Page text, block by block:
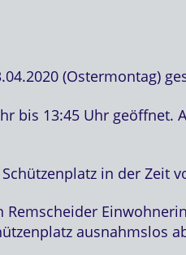
(Ostermontag)
bis 13:45 Uhr
in der Zeit
ausnahmslos